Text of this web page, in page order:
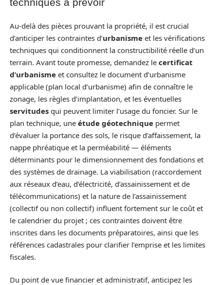
Au-delà des pièces prouvant la propriété, il est crucial
d’anticiper les contraintes d’urbanisme et les vérifications
techniques qui conditionnent la constructibilité réelle d’un
terrain. Avant toute promesse, demandez le certificat
d’urbanisme et consultez le document d’urbanisme
applicable (plan local d’urbanisme) afin de connaître le
zonage, les règles d’implantation, et les éventuelles
servitudes qui peuvent limiter l’usage du foncier. Sur le
plan technique, une étude géotechnique permet
d’évaluer la portance des sols, le risque d’affaissement, la
nappe phréatique et la perméabilité — éléments
déterminants pour le dimensionnement des fondations et
des systèmes de drainage. La viabilisation (raccordement
aux réseaux d’eau, d’électricité, d’assainissement et de
télécommunications) et la nature de l’assainissement
(collectif ou non collectif) influent fortement sur le coût et
le calendrier du projet ; ces contraintes doivent être
inscrites dans les documents préparatoires, ainsi que les
références cadastrales pour clarifier l’emprise et les limites
fiscales.
Du point de vue financier et administratif, anticipez les